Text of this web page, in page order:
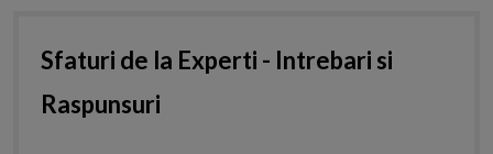
Sfaturi de la Experti - Intrebari si
Raspunsuri